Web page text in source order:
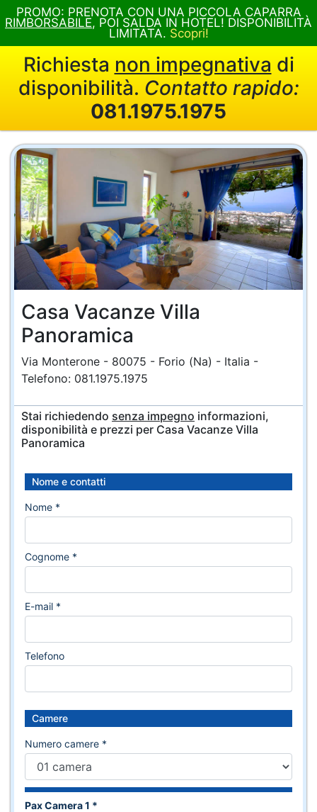
Richiesta non impegnativa di
disponibilità. Contatto rapido:
081.1975.1975
Casa Vacanze Villa
Panoramica
Via Monterone - 80075 - Forio (Na) - Italia -
Telefono: 081.1975.1975
Stai richiedendo senza impegno informazioni,
disponibilità e prezzi per Casa Vacanze Villa
Panoramica
Nome e contatti
Nome *
Cognome *
E-mail *
Telefono
Camere
Numero camere *
Pax Camera 1 *
PROMO: PRENOTA CON UNA PICCOLA CAPARRA
RIMBORSABILE, POI SALDA IN HOTEL! DISPONIBILITÀ
LIMITATA. Scopri!